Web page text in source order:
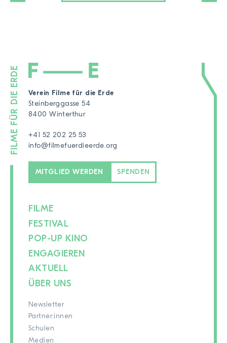
Verein Filme für die Erde
Steinberggasse 54
8400 Winterthur
+41 52 202 25 53
info@filmefuerdieerde.org
MITGLIED WERDEN SPENDEN
FILME
FESTIVAL
POP-UP KINO
ENGAGIEREN
AKTUELL
ÜBER UNS
Newsletter
Partner:innen
Schulen
Medien